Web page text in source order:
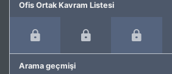
Ofis Ortak Kavram Listesi
Arama geçmişi